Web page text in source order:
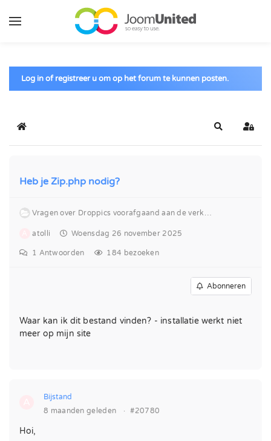
Ga naar de hoofdinhoud
Log in of registreer u om op het forum te kunnen posten.
Home Zoeken
Heb je Zip.php nodig?
Vragen over Droppics voorafgaand aan de verkoop
atolli Woensdag 26 november 2025
1 Antwoorden 184 bezoeken
Abonneren
Waar kan ik dit bestand vinden? - installatie werkt niet
meer op mijn site
Bijstand
8 maanden geleden
· #20780
Hoi,